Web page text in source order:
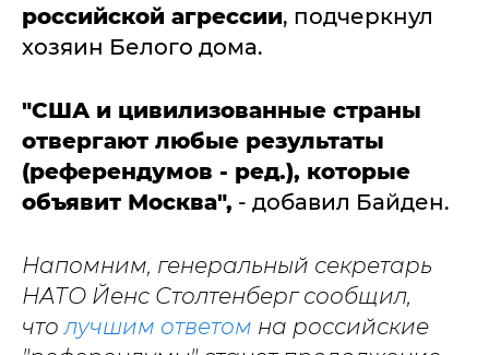
российской агрессии, подчеркнул
хозяин Белого дома.
"США и цивилизованные страны
отвергают любые результаты
(референдумов - ред.), которые
объявит Москва", - добавил Байден.
Напомним, генеральный секретарь
НАТО Йенс Столтенберг сообщил,
что лучшим ответом на российские